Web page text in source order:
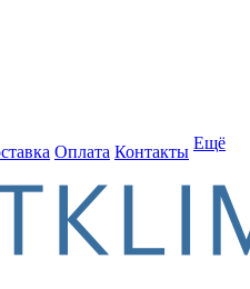
Оплата Контакты Ещё